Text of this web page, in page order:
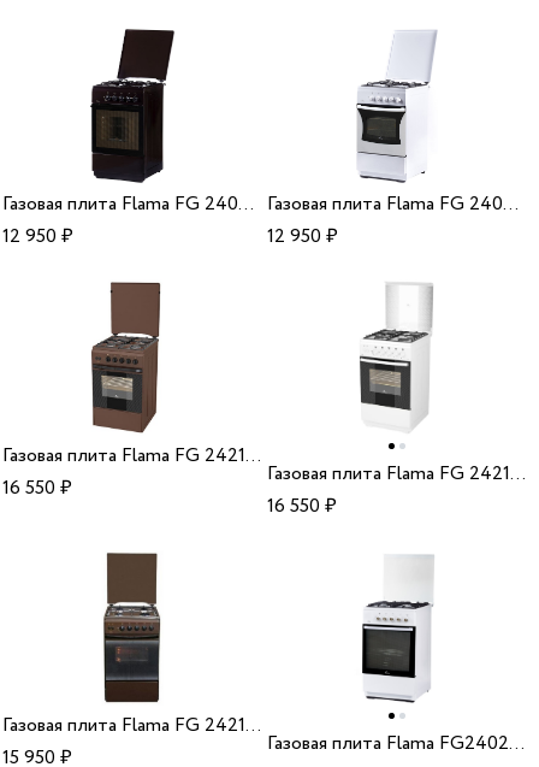
Газовая плита Flama FG 24023 B (383)
12 950₽
Газовая плита Flama FG 24023 W (382)
12 950₽
Газовая плита Flama FG 24210 B (361)
16 550₽
Газовая плита Flama FG 24210 W (220)
16 550₽
Газовая плита Flama FG 24211 B (222)
15 950₽
Газовая плита Flama FG24022W (372)